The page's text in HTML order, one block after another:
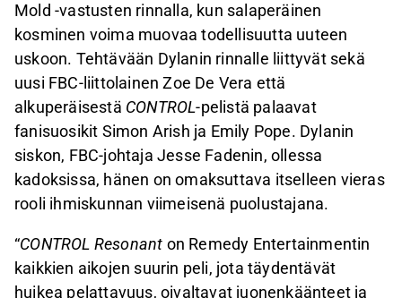
Mold -vastusten rinnalla, kun salaperäinen
kosminen voima muovaa todellisuutta uuteen
uskoon. Tehtävään Dylanin rinnalle liittyvät sekä
uusi FBC-liittolainen Zoe De Vera että
alkuperäisestä CONTROL-pelistä palaavat
fanisuosikit Simon Arish ja Emily Pope. Dylanin
siskon, FBC-johtaja Jesse Fadenin, ollessa
kadoksissa, hänen on omaksuttava itselleen vieras
rooli ihmiskunnan viimeisenä puolustajana.
“CONTROL Resonant on Remedy Entertainmentin
kaikkien aikojen suurin peli, jota täydentävät
huikea pelattavuus, oivaltavat juonenkäänteet ja